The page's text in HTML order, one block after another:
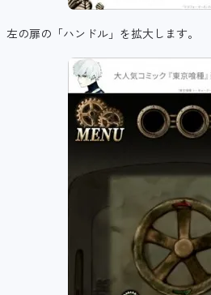
左の扉の「ハンドル」を拡大します。